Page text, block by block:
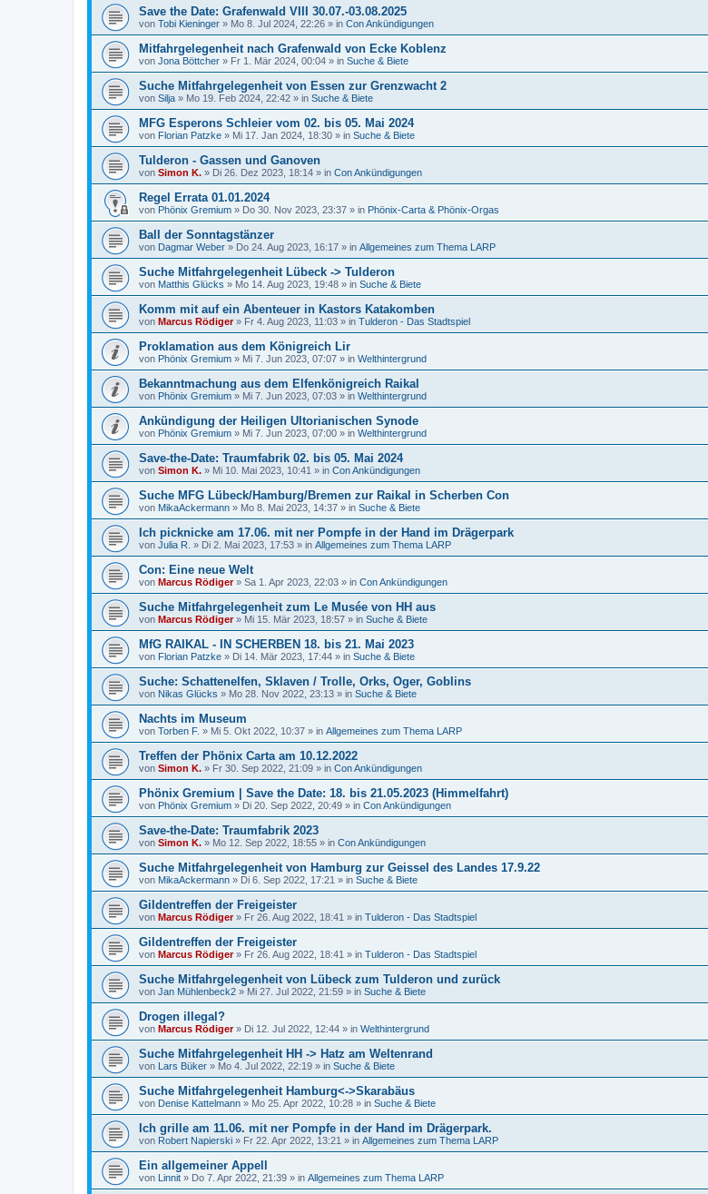
Save the Date: Grafenwald VIII 30.07.-03.08.2025
von Tobi Kieninger » Mo 8. Jul 2024, 22:26 » in Con Ankündigungen
Mitfahrgelegenheit nach Grafenwald von Ecke Koblenz
von Jona Böttcher » Fr 1. Mär 2024, 00:04 » in Suche & Biete
Suche Mitfahrgelegenheit von Essen zur Grenzwacht 2
von Silja » Mo 19. Feb 2024, 22:42 » in Suche & Biete
MFG Esperons Schleier vom 02. bis 05. Mai 2024
von Florian Patzke » Mi 17. Jan 2024, 18:30 » in Suche & Biete
Tulderon - Gassen und Ganoven
von Simon K. » Di 26. Dez 2023, 18:14 » in Con Ankündigungen
Regel Errata 01.01.2024
von Phönix Gremium » Do 30. Nov 2023, 23:37 » in Phönix-Carta & Phönix-Orgas
Ball der Sonntagstänzer
von Dagmar Weber » Do 24. Aug 2023, 16:17 » in Allgemeines zum Thema LARP
Suche Mitfahrgelegenheit Lübeck -> Tulderon
von Matthis Glücks » Mo 14. Aug 2023, 19:48 » in Suche & Biete
Komm mit auf ein Abenteuer in Kastors Katakomben
von Marcus Rödiger» Fr 4. Aug 2023, 11:03 » in Tulderon - Das Stadtspiel
Proklamation aus dem Königreich Lir
von Phönix Gremium » Mi 7. Jun 2023, 07:07 » in Welthintergrund
Bekanntmachung aus dem Elfenkönigreich Raikal
von Phönix Gremium » Mi 7. Jun 2023, 07:03 » in Welthintergrund
Ankündigung der Heiligen Ultorianischen Synode
von Phönix Gremium » Mi 7. Jun 2023, 07:00 » in Welthintergrund
Save-the-Date: Traumfabrik 02. bis 05. Mai 2024
von Simon K. » Mi 10. Mai 2023, 10:41 » in Con Ankündigungen
Suche MFG Lübeck/Hamburg/Bremen zur Raikal in Scherben Con
von MikaAckermann » Mo 8. Mai 2023, 14:37 » in Suche & Biete
Ich picknicke am 17.06. mit ner Pompfe in der Hand im Drägerpark
von Julia R. » Di 2. Mai 2023, 17:53 » in Allgemeines zum Thema LARP
Con: Eine neue Welt
von Marcus Rödiger» Sa 1. Apr 2023, 22:03 » in Con Ankündigungen
Suche Mitfahrgelegenheit zum Le Musée von HH aus
von Marcus Rödiger» Mi 15. Mär 2023, 18:57 » in Suche & Biete
MfG RAIKAL - IN SCHERBEN 18. bis 21. Mai 2023
von Florian Patzke » Di 14. Mär 2023, 17:44 » in Suche & Biete
Suche: Schattenelfen, Sklaven / Trolle, Orks, Oger, Goblins
von Nikas Glücks » Mo 28. Nov 2022, 23:13 » in Suche & Biete
Nachts im Museum
von Torben F. » Mi 5. Okt 2022, 10:37 » in Allgemeines zum Thema LARP
Treffen der Phönix Carta am 10.12.2022
von Simon K. » Fr 30. Sep 2022, 21:09 » in Con Ankündigungen
Phönix Gremium | Save the Date: 18. bis 21.05.2023 (Himmelfahrt)
von Phönix Gremium » Di 20. Sep 2022, 20:49 » in Con Ankündigungen
Save-the-Date: Traumfabrik 2023
von Simon K. » Mo 12. Sep 2022, 18:55 » in Con Ankündigungen
Suche Mitfahrgelegenheit von Hamburg zur Geissel des Landes 17.9.22
von MikaAckermann » Di 6. Sep 2022, 17:21 » in Suche & Biete
Gildentreffen der Freigeister
von Marcus Rödiger» Fr 26. Aug 2022, 18:41 » in Tulderon - Das Stadtspiel
Gildentreffen der Freigeister
von Marcus Rödiger» Fr 26. Aug 2022, 18:41 » in Tulderon - Das Stadtspiel
Suche Mitfahrgelegenheit von Lübeck zum Tulderon und zurück
von Jan Mühlenbeck2 » Mi 27. Jul 2022, 21:59 » in Suche & Biete
Drogen illegal?
von Marcus Rödiger» Di 12. Jul 2022, 12:44 » in Welthintergrund
Suche Mitfahrgelegenheit HH -> Hatz am Weltenrand
von Lars Büker » Mo 4. Jul 2022, 22:19 » in Suche & Biete
Suche Mitfahrgelegenheit Hamburg<->Skarabäus
von Denise Kattelmann » Mo 25. Apr 2022, 10:28 » in Suche & Biete
Ich grille am 11.06. mit ner Pompfe in der Hand im Drägerpark.
von Robert Napierski » Fr 22. Apr 2022, 13:21 » in Allgemeines zum Thema LARP
Ein allgemeiner Appell
von Linnit » Do 7. Apr 2022, 21:39 » in Allgemeines zum Thema LARP